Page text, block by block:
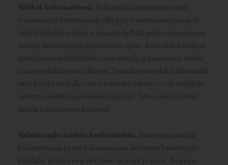
Valikoi kuluttamisesi. Valikoiva kuluttaminen toimii
erinomaisesti firettämisessä; sillä pystyt nauttimaan joistakin
sinulle tärkeistä asioista ja toisaalta hylkäät paljon tarpeettomia
menoja säästämisen ja sijoittamisen sijaan. Esimerkiksi itselleni
elämän aitoa sisältöä aiheita ovat retkeily ja lukeminen; näihin
laitan mielelläni euroja likoon. Toisaalta esimerkiksi ulkomailla
tulee käytyä matkalla vain 3-4 vuoden välein – ei ole todellista
tarvetta reissailla kauemmaksi juuri nyt. Miten sinä valitsisit
tärkeät kuluttamisen kohteesi?
Valmistaudu isoihin hankintoihin. Suurimpia säästöjä
kuluttamisessa pystyt kahmaisemaan isoimpien hankintojen
kohdalla; sellaisia ovat erityisesti asunnot ja autot. Asunnon